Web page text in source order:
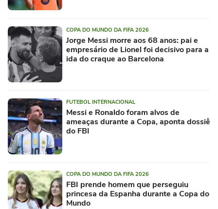
COPA DO MUNDO DA FIFA 2026
Jorge Messi morre aos 68 anos: pai e
empresário de Lionel foi decisivo para a
ida do craque ao Barcelona
FUTEBOL INTERNACIONAL
Messi e Ronaldo foram alvos de
ameaças durante a Copa, aponta dossiê
do FBI
COPA DO MUNDO DA FIFA 2026
FBI prende homem que perseguiu
princesa da Espanha durante a Copa do
Mundo